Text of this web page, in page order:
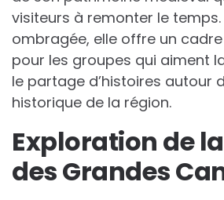
visiteurs à remonter le
ombragée, elle offre un
pour les groupes qui aiment
le partage d’histoires autour
historique de la région.
Exploration de
des Grandes